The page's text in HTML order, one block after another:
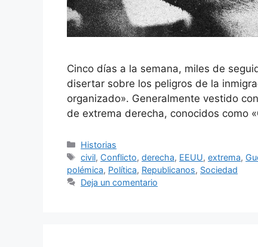
Cinco días a la semana, miles de
disertar sobre los peligros de la
organizado». Generalmente vestido
de extrema derecha, conocidos como
Categorías
Historias
Etiquetas
civil, Conflicto,derecha, EEUU,extrema,
polémica, Política, Republicanos, Sociedad
Deja un comentario